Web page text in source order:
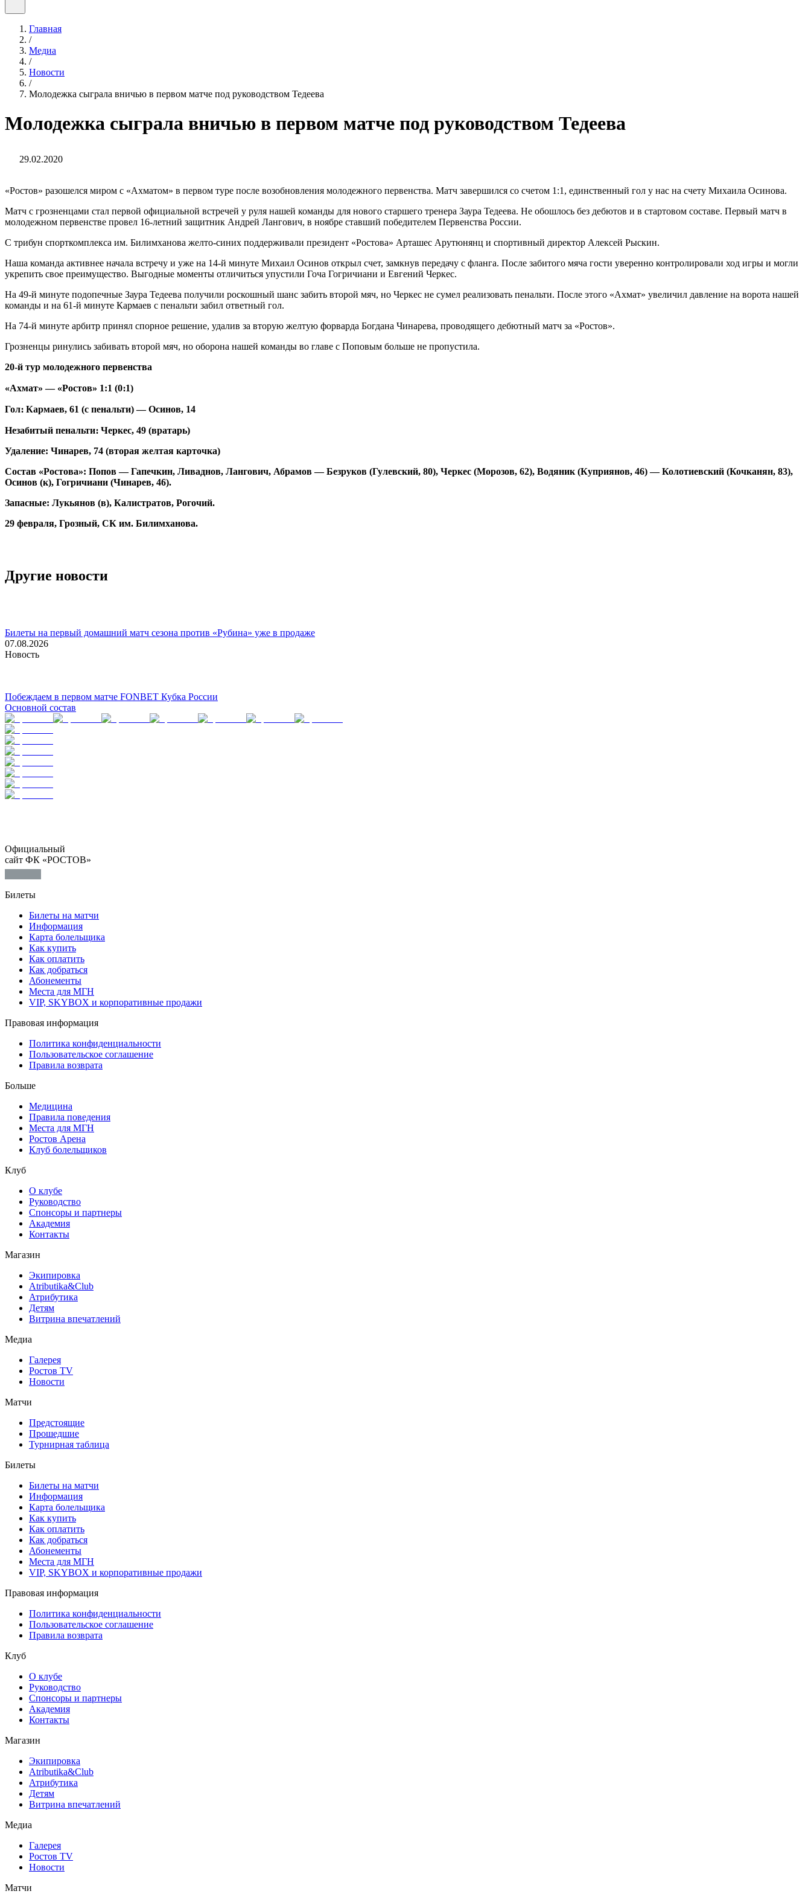
Главная
/
Медиа
/
Новости
/
Молодежка сыграла вничью в первом матче под руководством Тедеева
Молодежка сыграла вничью в первом матче под руководством Тедеева
29.02.2020
«Ростов» разошелся миром с «Ахматом» в первом туре после возобновления молодежного первенства. Матч завершился со счетом 1:1, единственный гол у нас на счету Михаила Осинова.
Матч с грозненцами стал первой официальной встречей у руля нашей команды для нового старшего тренера Заура Тедеева. Не обошлось без дебютов и в стартовом составе. Первый матч в
молодежном первенстве провел 16-летний защитник Андрей Лангович, в ноябре ставший победителем Первенства России.
С трибун спорткомплекса им. Билимханова желто-синих поддерживали президент «Ростова» Арташес Арутюнянц и спортивный директор Алексей Рыскин.
Наша команда активнее начала встречу и уже на 14-й минуте Михаил Осинов открыл счет, замкнув передачу с фланга. После забитого мяча гости уверенно контролировали ход игры и могли
укрепить свое преимущество. Выгодные моменты отличиться упустили Гоча Гогричиани и Евгений Черкес.
На 49-й минуте подопечные Заура Тедеева получили роскошный шанс забить второй мяч, но Черкес не сумел реализовать пенальти. После этого «Ахмат» увеличил давление на ворота нашей
команды и на 61-й минуте Кармаев с пенальти забил ответный гол.
На 74-й минуте арбитр принял спорное решение, удалив за вторую желтую форварда Богдана Чинарева, проводящего дебютный матч за «Ростов».
Грозненцы ринулись забивать второй мяч, но оборона нашей команды во главе с Поповым больше не пропустила.
20-й тур молодежного первенства
«Ахмат» — «Ростов» 1:1 (0։1)
Гол։ Кармаев, 61 (с пенальти) — Осинов, 14
Незабитый пенальти։ Черкес, 49 (вратарь)
Удаление: Чинарев, 74 (вторая желтая карточка)
Состав «Ростова»: Попов — Гапечкин, Ливаднов, Лангович, Абрамов — Безруков (Гулевский, 80), Черкес (Морозов, 62), Водяник (Куприянов, 46) — Колотиевский (Кочканян, 83),
Осинов (к), Гогричиани (Чинарев, 46).
Запасные: Лукьянов (в), Калистратов, Рогочий.
29 февраля, Грозный, СК им. Билимханова.
Другие новости
Билеты на первый домашний матч сезона против «Рубина» уже в продаже
07.08.2026
Новость
Побеждаем в первом матче FONBET Кубка России
Основной состав
Официальный
сайт ФК «РОСТОВ»
Билеты
Билеты на матчи
Информация
Карта болельщика
Как купить
Как оплатить
Как добраться
Абонементы
Места для МГН
VIP, SKYBOX и корпоративные продажи
Правовая информация
Политика конфиденциальности
Пользовательское соглашение
Правила возврата
Больше
Медицина
Правила поведения
Места для МГН
Ростов Арена
Клуб болельщиков
Клуб
О клубе
Руководство
Спонсоры и партнеры
Академия
Контакты
Магазин
Экипировка
Atributika&Club
Атрибутика
Детям
Витрина впечатлений
Медиа
Галерея
Ростов TV
Новости
Матчи
Предстоящие
Прошедшие
Турнирная таблица
Билеты
Билеты на матчи
Информация
Карта болельщика
Как купить
Как оплатить
Как добраться
Абонементы
Места для МГН
VIP, SKYBOX и корпоративные продажи
Правовая информация
Политика конфиденциальности
Пользовательское соглашение
Правила возврата
Клуб
О клубе
Руководство
Спонсоры и партнеры
Академия
Контакты
Магазин
Экипировка
Atributika&Club
Атрибутика
Детям
Витрина впечатлений
Медиа
Галерея
Ростов TV
Новости
Матчи